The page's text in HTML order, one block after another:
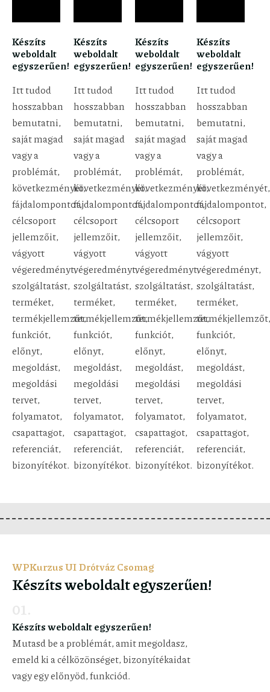
Készíts
weboldalt
egyszerűen!
Itt tudod
hosszabban
bemutatni,
saját magad
vagy a
problémát,
következményét,
fájdalompontot,
célcsoport
jellemzőit,
vágyott
végeredményt,
szolgáltatást,
terméket,
termékjellemzőt,
funkciót,
előnyt,
megoldást,
megoldási
tervet,
folyamatot,
csapattagot,
referenciát,
bizonyítékot.
Készíts
weboldalt
egyszerűen!
Itt tudod
hosszabban
bemutatni,
saját magad
vagy a
problémát,
következményét,
fájdalompontot,
célcsoport
jellemzőit,
vágyott
végeredményt,
szolgáltatást,
terméket,
termékjellemzőt,
funkciót,
előnyt,
megoldást,
megoldási
tervet,
folyamatot,
csapattagot,
referenciát,
bizonyítékot.
Készíts
weboldalt
egyszerűen!
Itt tudod
hosszabban
bemutatni,
saját magad
vagy a
problémát,
következményét,
fájdalompontot,
célcsoport
jellemzőit,
vágyott
végeredményt,
szolgáltatást,
terméket,
termékjellemzőt,
funkciót,
előnyt,
megoldást,
megoldási
tervet,
folyamatot,
csapattagot,
referenciát,
bizonyítékot.
Készíts
weboldalt
egyszerűen!
Itt tudod
hosszabban
bemutatni,
saját magad
vagy a
problémát,
következményét,
fájdalompontot,
célcsoport
jellemzőit,
vágyott
végeredményt,
szolgáltatást,
terméket,
termékjellemzőt,
funkciót,
előnyt,
megoldást,
megoldási
tervet,
folyamatot,
csapattagot,
referenciát,
bizonyítékot.
WPKurzus UI Drótváz Csomag
Készíts weboldalt egyszerűen!
Készíts weboldalt egyszerűen!
Mutasd be a problémát, amit megoldasz,
emeld ki a célközönséget, bizonyítékaidat
vagy egy előnyöd, funkciód.